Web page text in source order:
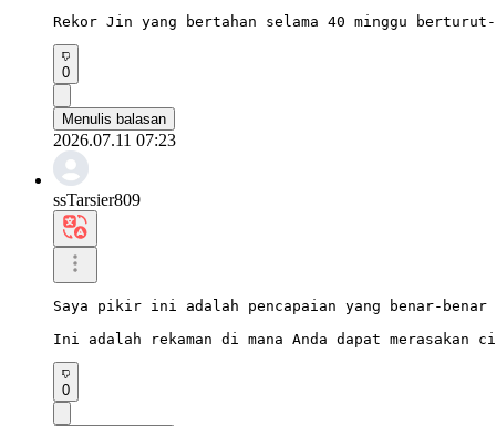
Rekor Jin yang bertahan selama 40 minggu
0
Menulis balasan
2026.07.11 07:23
ssTarsier809
Saya pikir ini adalah pencapaian yang benar-
Ini adalah rekaman di mana Anda dapat merasakan
0